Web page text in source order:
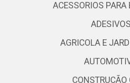
ACESSORIOS PARA
ADESIVOS
AGRICOLA E
CONSTRUÇÃO